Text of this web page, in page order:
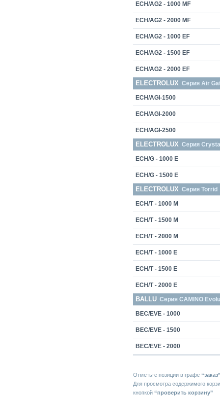
ECH/AG2 - 1000 MF
ECH/AG2 - 2000 MF
ECH/AG2 - 1000 EF
ECH/AG2 - 1500 EF
ECH/AG2 - 2000 EF
ELECTROLUX Серия Air
ECH/AGI-1500
ECH/AGI-2000
ECH/AGI-2500
ELECTROLUX Серия
ECH/G - 1000 E
ECH/G - 1500 E
ELECTROLUX Серия Torrid
ECH/T - 1000 M
ECH/T - 1500 M
ECH/T - 2000 M
ECH/T - 1000 E
ECH/T - 1500 E
ECH/T - 2000 E
BALLU Серия СAMINO
BEC/EVE - 1000
BEC/EVE - 1500
BEC/EVE - 2000
Отметьте позиции в графе
Для просмотра содержимого
кнопкой “проверить корзину”